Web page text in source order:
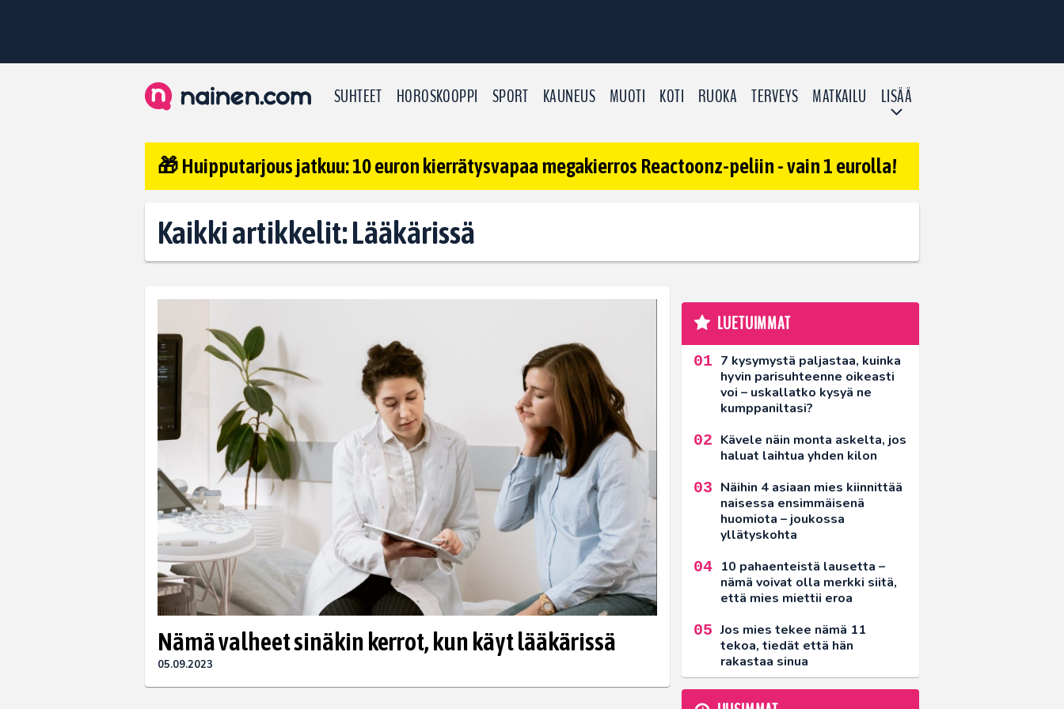
SUHTEET HOROSKOOPPI SPORT KAUNEUS MUOTI KOTI RUOKA TERVEYS MATKAILU LISÄÄ
🎁 Huipputarjous jatkuu: 10 euron kierrätysvapaa megakierros Reactoonz-peliin - vain 1 eurolla!
Kaikki artikkelit: Lääkärissä
Nämä valheet sinäkin kerrot, kun käyt lääkärissä
05.09.2023
LUETUIMMAT
7 kysymystä paljastaa, kuinka
hyvin parisuhteenne oikeasti
voi – uskallatko kysyä ne
kumppaniltasi?
Kävele näin monta askelta, jos
haluat laihtua yhden kilon
Näihin 4 asiaan mies kiinnittää
naisessa ensimmäisenä
huomiota – joukossa
yllätyskohta
10 pahaenteistä lausetta –
nämä voivat olla merkki siitä,
että mies miettii eroa
Jos mies tekee nämä 11
tekoa, tiedät että hän
rakastaa sinua